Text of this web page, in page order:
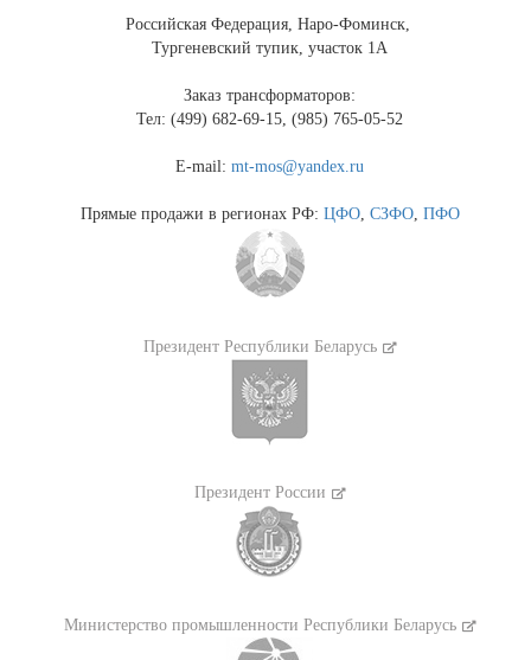
Российская Федерация, Наро-Фоминск,
Тургеневский тупик, участок 1А
Заказ трансформаторов:
Тел: (499) 682-69-15, (985) 765-05-52
E-mail:mt-mos@yandex.ru
Прямые продажи в регионах РФ: ЦФО, СЗФО, ПФО
Президент Республики Беларусь
Президент России
Министерство промышленности Республики Беларусь